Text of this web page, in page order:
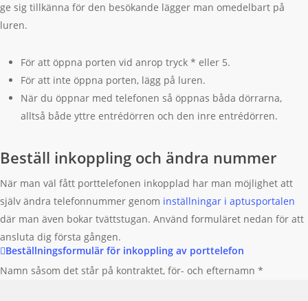
ge sig tillkänna för den besökande lägger man omedelbart på
luren.
För att öppna porten vid anrop tryck * eller 5.
För att inte öppna porten, lägg på luren.
När du öppnar med telefonen så öppnas båda dörrarna,
alltså både yttre entrédörren och den inre entrédörren.
Beställ inkoppling och ändra nummer
När man väl fått porttelefonen inkopplad har man möjlighet att
själv ändra telefonnummer genom inställningar i aptusportalen
där man även bokar tvättstugan. Använd formuläret nedan för att
ansluta dig första gången.
Beställningsformulär för inkoppling av porttelefon
Namn såsom det står på kontraktet, för- och efternamn *